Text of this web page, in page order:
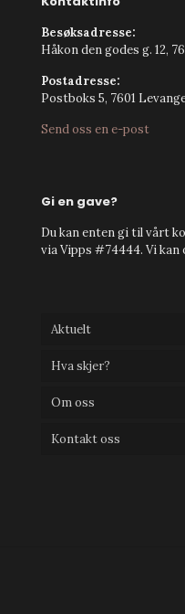
Besøksadresse:
Håkon den godes g. 12,
Postadresse:
Postboks 5, 7601
Send oss en e-post
Gi en gave?
Du kan enten gi til vårt
via Vipps #74444. Vi kan
Aktuelt
Hva skjer?
Om oss
Kontakt oss